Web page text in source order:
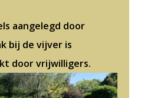
aangelegd door
bij de vijver is
door vrijwilligers.